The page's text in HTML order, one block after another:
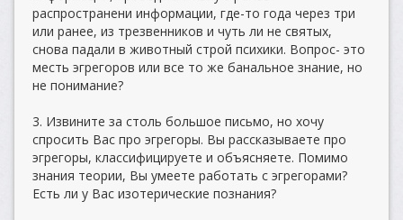
распространени информации, где-то года через три
или ранее, из трезвенников и чуть ли не святых,
снова падали в животный строй психики. Вопрос- это
месть эгрегоров или все то же банальное знание, но
не понимание?
3. Извините за столь большое письмо, но хочу
спросить Вас про эгрегоры. Вы рассказываете про
эгрегоры, классифицируете и объясняете. Помимо
знания теории, Вы умеете работать с эгрегорами?
Есть ли у Вас изотерические познания?